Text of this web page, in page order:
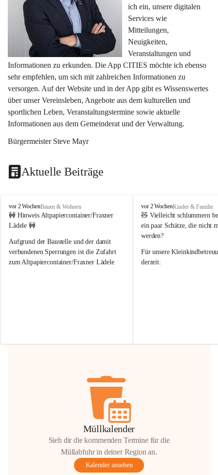
ich ein, unsere digitalen
Services wie
Mitteilungen,
Neuigkeiten,
Veranstaltungen und
Informationen zu erkunden. Die App CITIES möchte ich ebenso
sehr empfehlen, um sich mit zahlreichen Informationen zu
versorgen. Auf der Website und in der App gibt es Wissenswertes
über unser Vereinsleben, Angebote aus dem kulturellen und
sportlichen Leben, Veranstaltungstermine sowie aktuelle
Informationen aus dem Gemeinderat und der Verwaltung.
Bürgermeister Steve Mayr
Aktuelle Beiträge
F
r
a
e
r
n
vor 2 WochenBauen & Wohnen
🚧 Hinweis Altpapiercontainer/Fraxner
Lädele 🚧
Aufgrund der Baustelle und der damit
verbundenen Sperrungen ist die Zufahrt
zum Altpapiercontainer/Fraxner Lädele
Hilfsbereitschaft!
F
r
a
x
r
n
vor 2 WochenKinder & Familie
🧸 Vielleicht schlummern
ein paar Schätze, die nicht
werden?
Für unsere
derzeit:
Müllkalender
Sieh dir die kommenden Termine für die
Müllabfuhr in deiner Region an.
Kalender ansehen